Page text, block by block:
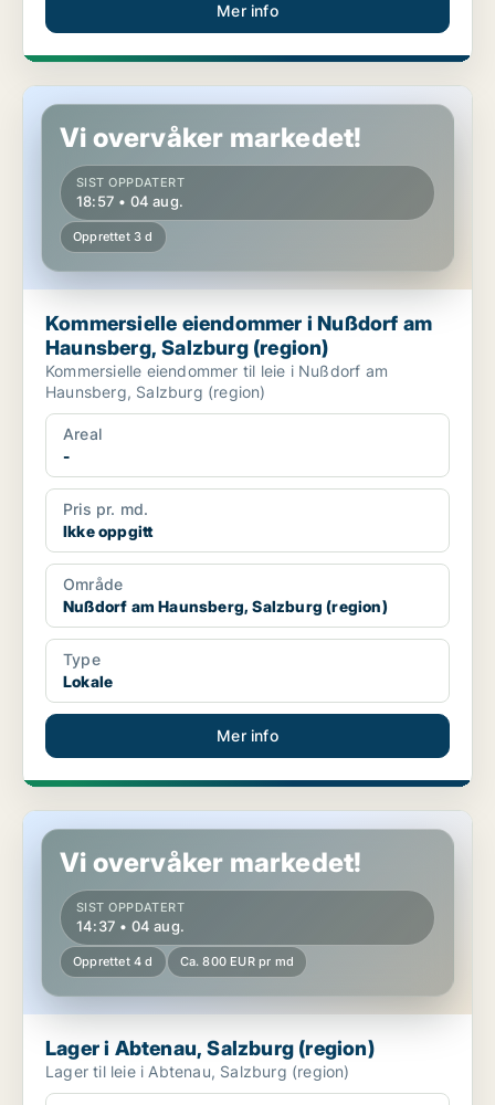
Mer info
Kommersielle eiendommer i Nußdorf am Haunsberg, Salzburg
Vi overvåker markedet!
SIST OPPDATERT
18:57 • 04 aug.
Opprettet 3 d
Kommersielle eiendommer i Nußdorf am
Haunsberg, Salzburg (region)
Kommersielle eiendommer til leie i Nußdorf am
Haunsberg, Salzburg (region)
Areal
-
Pris pr. md.
Ikke oppgitt
Område
Nußdorf am Haunsberg, Salzburg (region)
Type
Lokale
Mer info
Lager i Abtenau, Salzburg (region)
Vi overvåker markedet!
SIST OPPDATERT
14:37 • 04 aug.
Opprettet 4 d Ca. 800 EUR pr md
Lager i Abtenau, Salzburg (region)
Lager til leie i Abtenau, Salzburg (region)